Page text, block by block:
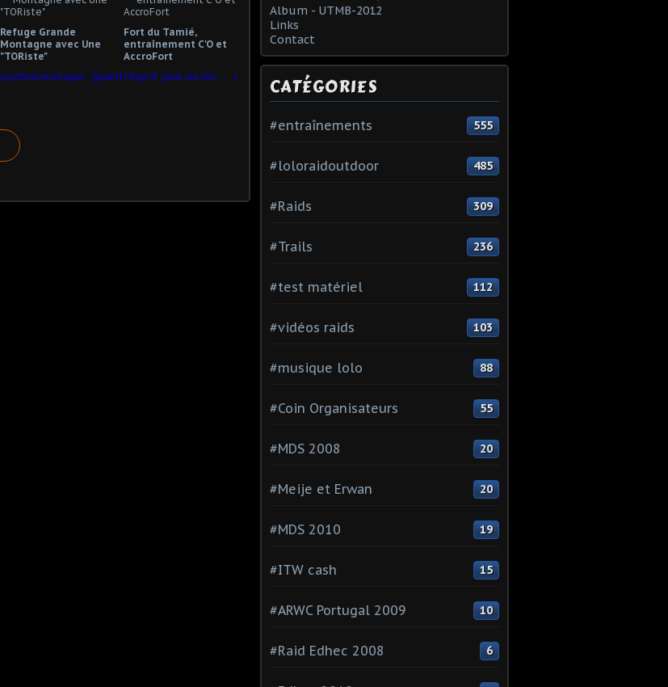
Refuge Grande
Montagne avec Une
"TORiste"
Fort du Tamié,
entraînement C'O et
AccroFort
psychosomatique : Quand l'esprit joue sur les maux..
Album - UTMB-2012
Links
Contact
CATÉGORIES
#entraînements 555
#loloraidoutdoor 485
#Raids 309
#Trails 236
#test matériel 112
#vidéos raids 103
#musique lolo 88
#Coin Organisateurs 55
#MDS 2008 20
#Meije et Erwan 20
#MDS 2010 19
#ITW cash 15
#ARWC Portugal 2009 10
#Raid Edhec 2008 6